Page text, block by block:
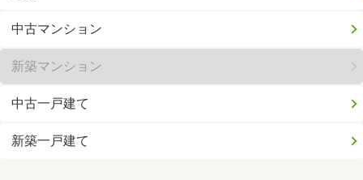
中古マンション
新築マンション
中古一戸建て
新築一戸建て